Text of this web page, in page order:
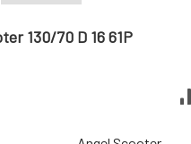
130/70 D 16 61P